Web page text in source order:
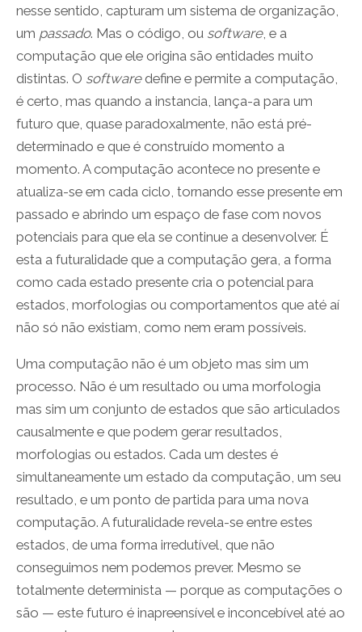
nesse sentido, capturam um sistema de organização,
um passado. Mas o código, ou software, e a
computação que ele origina são entidades muito
distintas. O softwaredefine e permite a computação,
é certo, mas quando a instancia, lança-a para um
futuro que, quase paradoxalmente, não está pré-
determinado e que é construído momento a
momento. A computação acontece no presente e
atualiza-se em cada ciclo, tornando esse presente em
passado e abrindo um espaço de fase com novos
potenciais para que ela se continue a desenvolver. É
esta a futuralidade que a computação gera, a forma
como cada estado presente cria o potencial para
estados, morfologias ou comportamentos que até aí
não só não existiam, como nem eram possíveis.
Uma computação não é um objeto mas sim um
processo. Não é um resultado ou uma morfologia
mas sim um conjunto de estados que são articulados
causalmente e que podem gerar resultados,
morfologias ou estados. Cada um destes é
simultaneamente um estado da computação, um seu
resultado, e um ponto de partida para uma nova
computação. A futuralidade revela-se entre estes
estados, de uma forma irredutível, que não
conseguimos nem podemos prever. Mesmo se
totalmente determinista — porque as computações o
são — este futuro é inapreensível e inconcebível até ao